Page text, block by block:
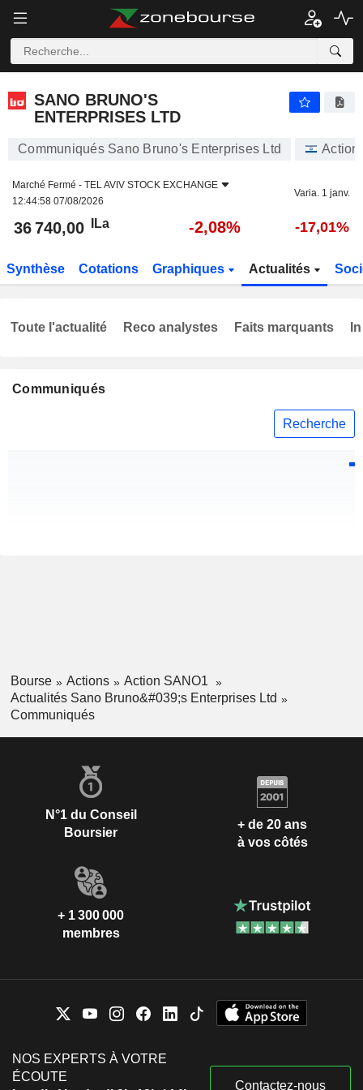
SANO BRUNO'S
ENTERPRISES LTD
Communiqués Sano Bruno's Enterprises Ltd
Marché Fermé - TEL AVIV STOCK EXCHANGE
12:44:58 07/08/2026
Varia. 1 janv.
36 740,00 ILa -2,08% -17,01%
Synthèse Cotations Graphiques Actualités
Communiqués
Recherche
Toute l'actualité Reco analystes Faits marquants
Bourse Actions
Action SANO1
Actualités Sano Bruno&#039;s Enterprises Ltd
Communiqués
N°1 du Conseil
Boursier
+ de 20 ans
à vos côtés
+ 1 300 000
membres
NOS EXPERTS À VOTRE
ÉCOUTE
Contactez-nous